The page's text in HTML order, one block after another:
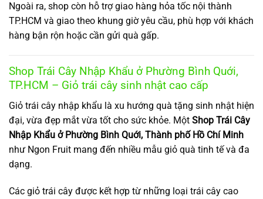
Ngoài ra, shop còn hỗ trợ giao hàng hỏa tốc nội thành
TP.HCM và giao theo khung giờ yêu cầu, phù hợp với khách
hàng bận rộn hoặc cần gửi quà gấp.
Shop Trái Cây Nhập Khẩu ở Phường Bình Quới,
TP.HCM – Giỏ trái cây sinh nhật cao cấp
Giỏ trái cây nhập khẩu là xu hướng quà tặng sinh nhật hiện
đại, vừa đẹp mắt vừa tốt cho sức khỏe. Một Shop Trái Cây
Nhập Khẩu ở Phường Bình Quới, Thành phố Hồ Chí Minh
như Ngon Fruit mang đến nhiều mẫu giỏ quà tinh tế và đa
dạng.
Các giỏ trái cây được kết hợp từ những loại trái cây cao